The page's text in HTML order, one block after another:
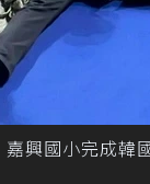
興國小完成韓